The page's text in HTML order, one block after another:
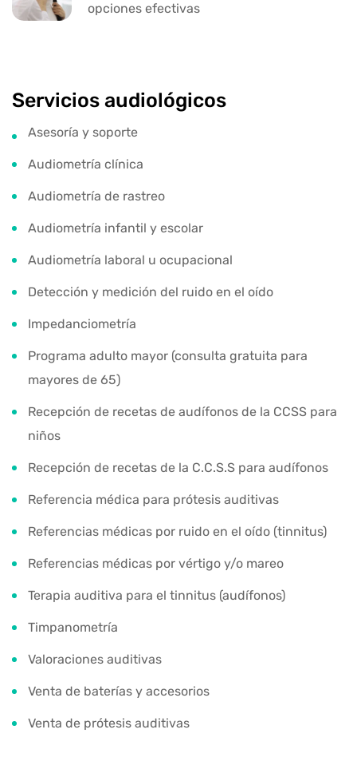
opciones efectivas
Servicios audiológicos
Asesoría y soporte
Audiometría clínica
Audiometría de rastreo
Audiometría infantil y escolar
Audiometría laboral u ocupacional
Detección y medición del ruido en el oído
Impedanciometría
Programa adulto mayor (consulta gratuita para
mayores de 65)
Recepción de recetas de audífonos de la CCSS para
niños
Recepción de recetas de la C.C.S.S para audífonos
Referencia médica para prótesis auditivas
Referencias médicas por ruido en el oído (tinnitus)
Referencias médicas por vértigo y/o mareo
Terapia auditiva para el tinnitus (audífonos)
Timpanometría
Valoraciones auditivas
Venta de baterías y accesorios
Venta de prótesis auditivas